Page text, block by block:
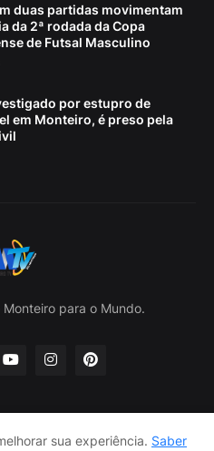
duas partidas movimentam
da 2ª rodada da Copa
de Futsal Masculino
por estupro de
em Monteiro, é preso pela
para o Mundo.
política de Privacidade
sua experiência. Saber